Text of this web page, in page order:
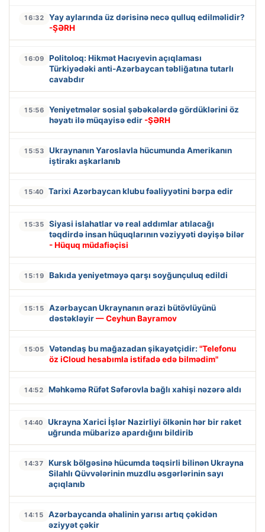
16:32
Yay aylarında üz dərisinə necə qulluq edilməlidir?
-ŞƏRH
16:09
Politoloq: Hikmət Hacıyevin açıqlaması
Türkiyədəki anti-Azərbaycan təbliğatına tutarlı
cavabdır
15:56
Yeniyetmələr sosial şəbəkələrdə gördüklərini öz
həyatı ilə müqayisə edir -ŞƏRH
15:53
Ukraynanın Yaroslavla hücumunda Amerikanın
iştirakı aşkarlanıb
15:40 Tarixi Azərbaycan klubu fəaliyyətini bərpa edir
15:35
Siyasi islahatlar və real addımlar atılacağı
təqdirdə insan hüquqlarının vəziyyəti dəyişə bilər
- Hüquq müdafiəçisi
15:19 Bakıda yeniyetməyə qarşı soyğunçuluq edildi
15:15
Azərbaycan Ukraynanın ərazi bütövlüyünü
dəstəkləyir— Ceyhun Bayramov
15:05 Vətəndaş bu mağazadan şikayətçidir: "Telefonu
öz iCloud hesabımla istifadə edə bilmədim"
14:52 Məhkəmə Rüfət Səfərovla bağlı xahişi nəzərə aldı
14:40
Ukrayna Xarici İşlər Nazirliyi ölkənin hər bir raket
uğrunda mübarizə apardığını bildirib
14:37
Kursk bölgəsinə hücumda təqsirli bilinən Ukrayna
Silahlı Qüvvələrinin muzdlu əsgərlərinin sayı
açıqlanıb
14:15
Azərbaycanda əhalinin yarısı artıq çəkidən
əziyyət çəkir